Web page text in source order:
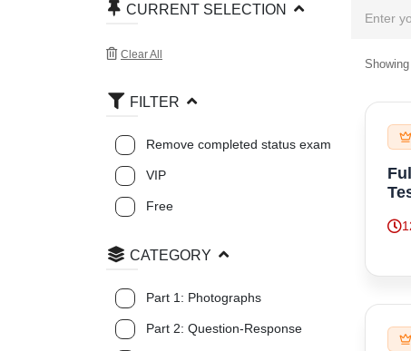
CURRENT SELECTION
Clear All
FILTER
Remove completed status exam
VIP
Free
CATEGORY
Part 1: Photographs
Part 2: Question-Response